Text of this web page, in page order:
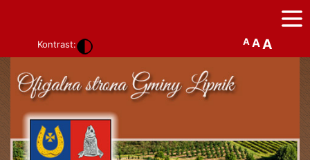
Kontrast: A AA